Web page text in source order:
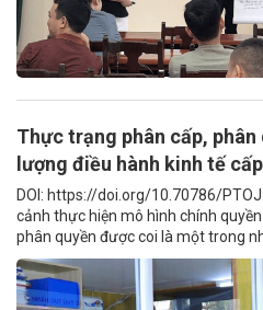
Thực trạng phân cấp,
lượng điều hành kinh tế
DOI: https://doi.org/10.70786/
cảnh thực hiện mô hình chính
phân quyền được coi là một trong